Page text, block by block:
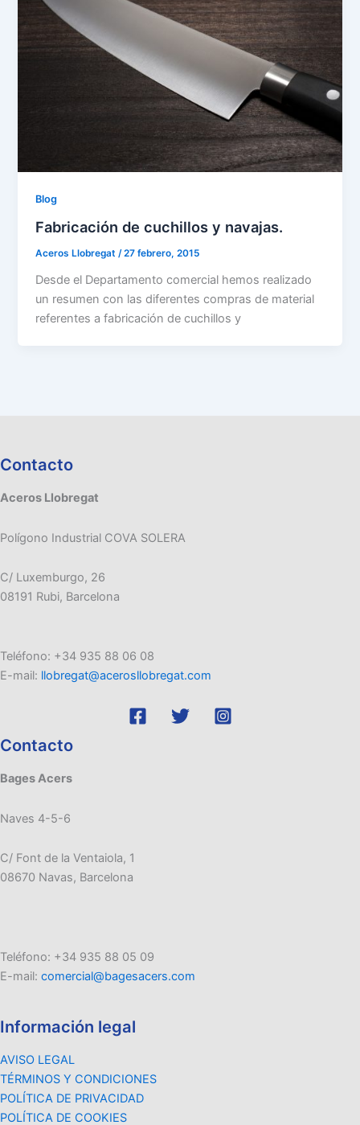
Blog
Fabricación de cuchillos y navajas.
Aceros Llobregat/27 febrero, 2015
Desde el Departamento comercial hemos realizado
un resumen con las diferentes compras de material
referentes a fabricación de cuchillos y
Contacto
Aceros Llobregat
Polígono Industrial COVA SOLERA
C/ Luxemburgo, 26
08191 Rubi, Barcelona
Teléfono: +34 935 88 06 08
E-mail: llobregat@acerosllobregat.com
Contacto
Bages Acers
Naves 4-5-6
C/ Font de la Ventaiola, 1
08670 Navas, Barcelona
Teléfono: +34 935 88 05 09
E-mail: comercial@bagesacers.com
Información legal
AVISO LEGAL
TÉRMINOS Y CONDICIONES
POLÍTICA DE PRIVACIDAD
POLÍTICA DE COOKIES